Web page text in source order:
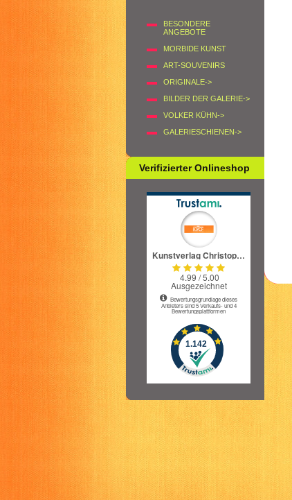
BESONDERE
ANGEBOTE
MORBIDE KUNST
ART-SOUVENIRS
ORIGINALE->
BILDER DER GALERIE->
VOLKER KÜHN->
GALERIESCHIENEN->
Verifizierter Onlineshop